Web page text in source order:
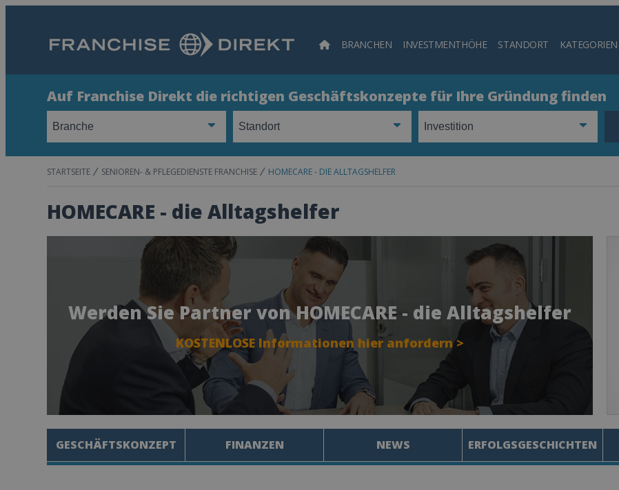
BRANCHEN INVESTMENTHÖHE STANDORT KATEGORIEN
Suchen
Auf Franchise Direkt die richtigen Geschäftskonzepte für Ihre Gründung finden
STARTSEITE SENIOREN- & PFLEGEDIENSTE FRANCHISE HOMECARE - DIE ALLTAGSHELFER
HOMECARE - die Alltagshelfer
Werden Sie Partner von HOMECARE - die Alltagshelfer
KOSTENLOSE Informationen hier anfordern >
GESCHÄFTSKONZEPT FINANZEN NEWS ERFOLGSGESCHICHTEN